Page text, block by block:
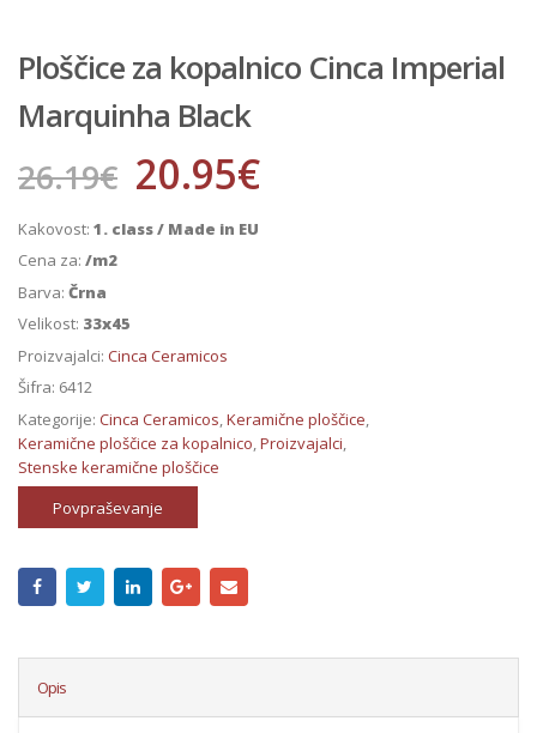
Ploščice za kopalnico Cinca Imperial
Marquinha Black
26.19€ 20.95€
Kakovost: 1. class / Made in EU
Cena za: /m2
Barva: Črna
Velikost: 33x45
Proizvajalci: Cinca Ceramicos
Šifra: 6412
Kategorije: Cinca Ceramicos,Keramične ploščice,
Keramične ploščice za kopalnico,Proizvajalci,
Stenske keramične ploščice
Povpraševanje
Opis